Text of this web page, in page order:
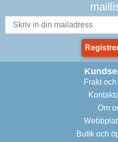
Frakt
Om
Butik och